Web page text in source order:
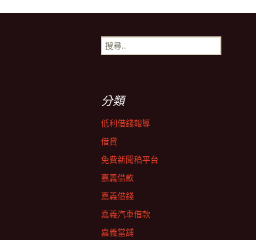
章
搜
尋
分類
低利借錢報導
借貸
免費新聞稿平台
嘉義借款
嘉義借錢
嘉義汽車借款
嘉義當舖